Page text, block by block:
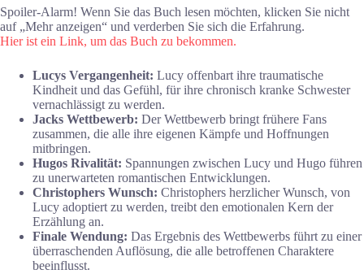
Spoiler-Alarm! Wenn Sie das Buch lesen möchten, klicken Sie nicht
auf „Mehr anzeigen“ und verderben Sie sich die Erfahrung.
Hier ist ein Link, um das Buch zu bekommen.
Lucys Vergangenheit: Lucy offenbart ihre traumatische
Kindheit und das Gefühl, für ihre chronisch kranke Schwester
vernachlässigt zu werden.
Jacks Wettbewerb: Der Wettbewerb bringt frühere Fans
zusammen, die alle ihre eigenen Kämpfe und Hoffnungen
mitbringen.
Hugos Rivalität: Spannungen zwischen Lucy und Hugo führen
zu unerwarteten romantischen Entwicklungen.
Christophers Wunsch: Christophers herzlicher Wunsch, von
Lucy adoptiert zu werden, treibt den emotionalen Kern der
Erzählung an.
Finale Wendung: Das Ergebnis des Wettbewerbs führt zu einer
überraschenden Auflösung, die alle betroffenen Charaktere
beeinflusst.